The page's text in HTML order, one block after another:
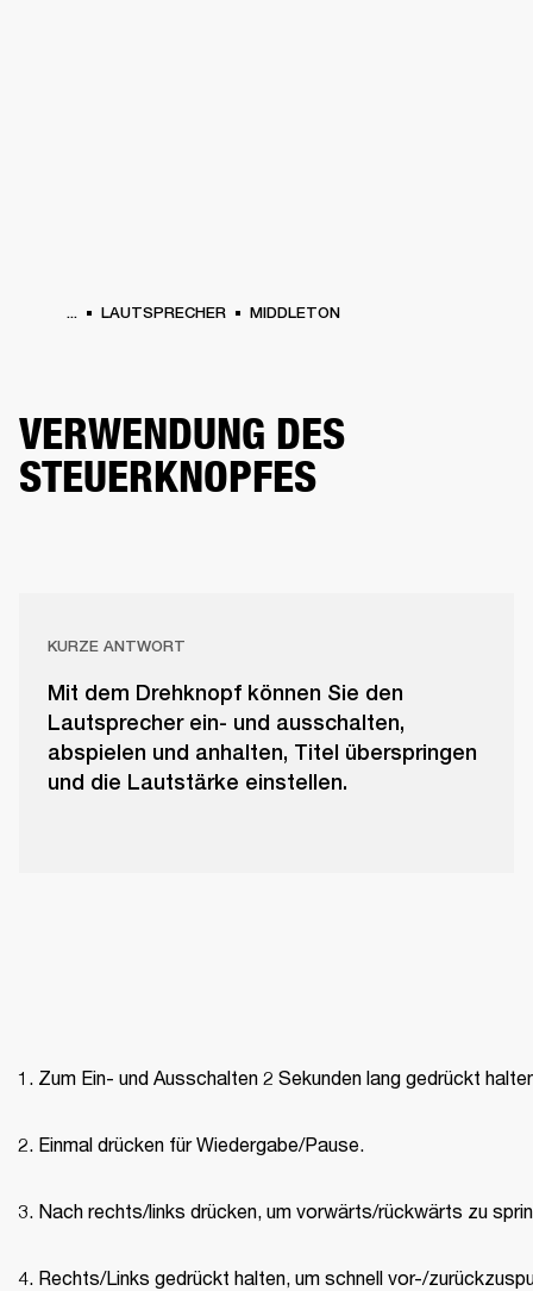
... LAUTSPRECHER MIDDLETON
VERWENDUNG DES
STEUERKNOPFES
KURZE ANTWORT
Mit dem Drehknopf können Sie den
Lautsprecher ein- und ausschalten,
abspielen und anhalten, Titel überspringen
und die Lautstärke einstellen.
Zum Ein- und Ausschalten 2 Sekunden lang gedrückt
Einmal drücken für Wiedergabe/Pause.
Nach rechts/links drücken, um vorwärts/rückwärts zu
Rechts/Links gedrückt halten, um schnell vor-/